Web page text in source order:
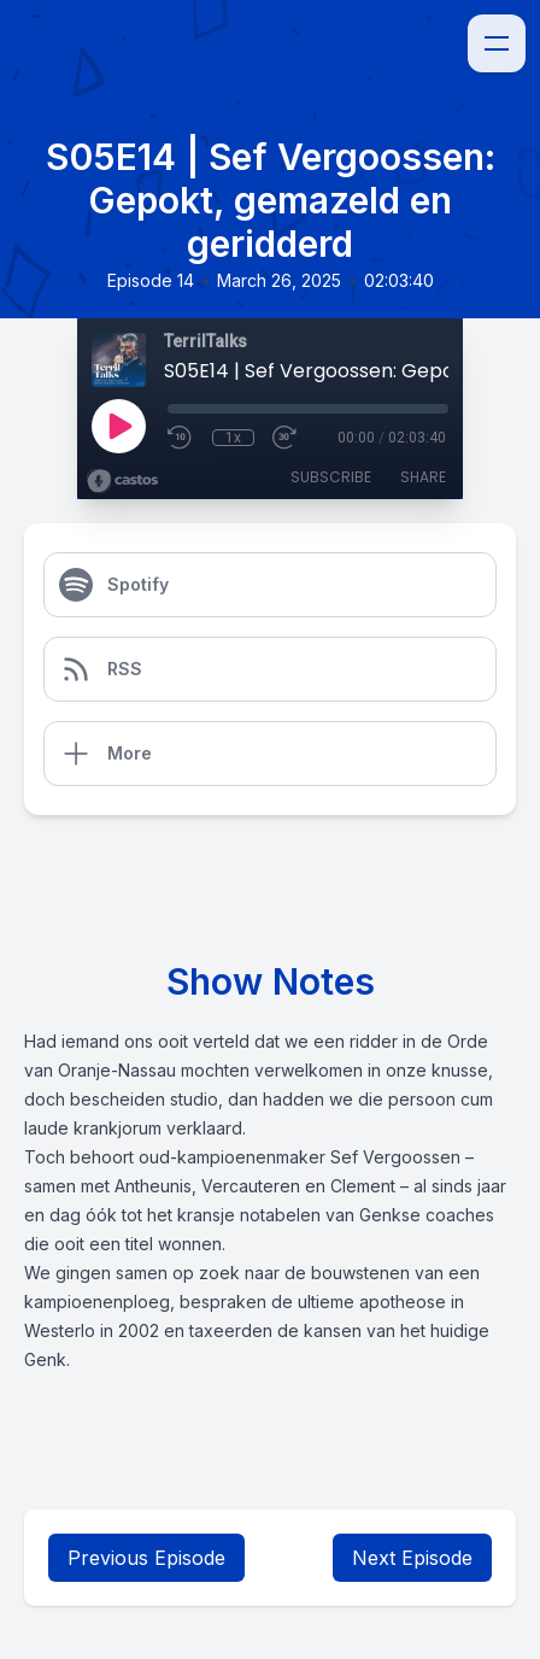
S05E14 | Sef Vergoossen:
Gepokt, gemazeld en
geridderd
Episode 14 • March 26, 2025 • 02:03:40
TerrilTalks
1x 00:00 / 02:03:40
SUBSCRIBE SHARE
Spotify
RSS
More
Show Notes
Had iemand ons ooit verteld dat we een ridder in de Orde
van Oranje-Nassau mochten verwelkomen in onze knusse,
doch bescheiden studio, dan hadden we die persoon cum
laude krankjorum verklaard.
Toch behoort oud-kampioenenmaker Sef Vergoossen –
samen met Antheunis, Vercauteren en Clement – al sinds jaar
en dag óók tot het kransje notabelen van Genkse coaches
die ooit een titel wonnen.
We gingen samen op zoek naar de bouwstenen van een
kampioenenploeg, bespraken de ultieme apotheose in
Westerlo in 2002 en taxeerden de kansen van het huidige
Genk.
Previous Episode Next Episode